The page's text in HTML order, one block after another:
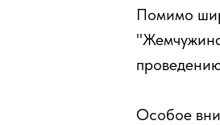
Помимо
Особое